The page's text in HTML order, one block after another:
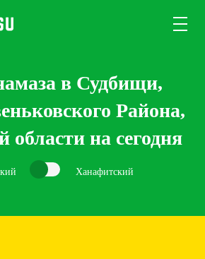
в Судбищи,
Района,
области на сегодня
Ханафитский